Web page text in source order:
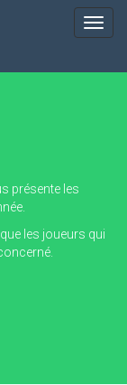
présente les
les joueurs qui